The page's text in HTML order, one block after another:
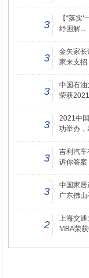
3
【“落实
纾困解...
3
金矢家长
家来支招
3
中国石油
荣获
3
2021中
功举办，
3
吉利汽车
诉你答案
3
中国家居
广东佛山
2
上海交通
MBA荣